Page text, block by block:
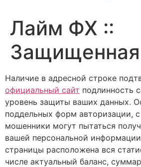
Лайм ФХ ::
Защищенная
Наличие в адресной строке
официальный сайт подлинность
уровень защиты ваших данных.
поддельных форм авторизации,
мошенники могут пытаться
вашей персональной
страницы расположена вся
числе актуальный баланс,